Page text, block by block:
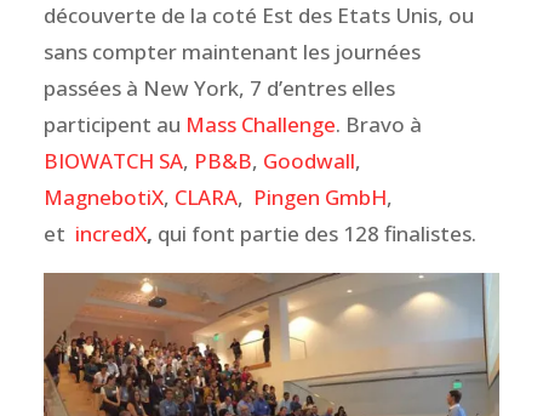
découverte de la coté Est des Etats Unis, ou
sans compter maintenant les journées
passées à New York, 7 d’entres elles
participent au Mass Challenge. Bravo à
BIOWATCH SA, PB&B, Goodwall,
MagnebotiX, CLARA, Pingen GmbH,
et incredX, qui font partie des 128 finalistes.